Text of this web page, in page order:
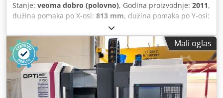
Stanje: veoma dobro (polovno), Godina proizvodnje: 2011,
dužina pomaka po X-osi: 813 mm, dužina pomaka po Y-osi:
, dužina hoda po Z-osi:
Horizontalni obradni centar Proizvođač: HAAS Automation
Model: EC-500 Godina proizvodnje: 2011 Upravljački
sistem: HAAS CNC Zemlja porekla: SAD Opis mašine HAAS
EC-500 horizontalni obradni centar, u veoma dobrom
tehničkom i vizuelnom stanju. Mašina je opremljena sa
sistemom za automatsku zamenu dve palete i rotirajućom
Mali oglas